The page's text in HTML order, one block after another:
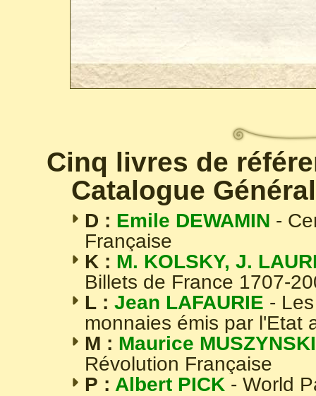
Cinq livres de
Catalogue
D : Emile DEWAMIN -
Française
K : M. KOLSKY, J.
Billets de France 1707-
L : Jean LAFAURIE -
monnaies émis par l'Etat
M : Maurice MUSZYNSKI
Révolution Française
P : Albert PICK - World